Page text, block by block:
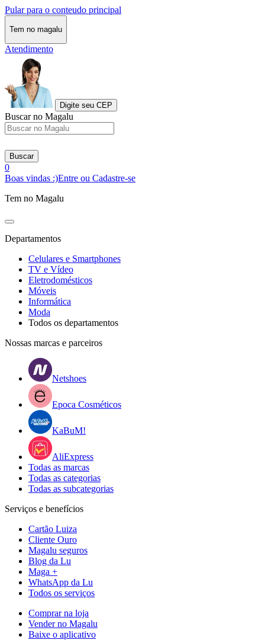
Pular para o conteudo principal
Tem no magalu
Atendimento
Digite seu CEP
Buscar no Magalu
Buscar
0
Boas vindas :)Entre ou Cadastre-se
Tem no Magalu
Departamentos
Celulares e Smartphones
TV e Vídeo
Eletrodomésticos
Móveis
Informática
Moda
Todos os departamentos
Nossas marcas e parceiros
Netshoes
Epoca Cosméticos
KaBuM!
AliExpress
Todas as marcas
Todas as categorias
Todas as subcategorias
Serviços e benefícios
Cartão Luiza
Cliente Ouro
Magalu seguros
Blog da Lu
Maga +
WhatsApp da Lu
Todos os serviços
Comprar na loja
Vender no Magalu
Baixe o aplicativo